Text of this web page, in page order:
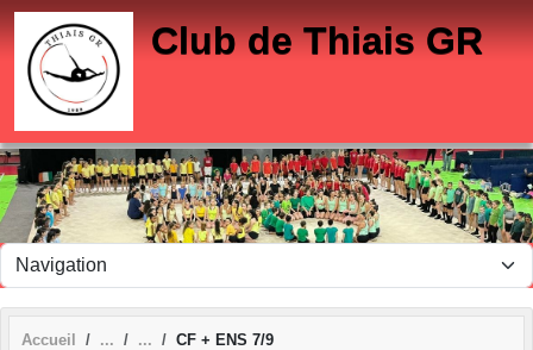
Club de Thiais GR
Accueil CF + ENS 7/9
Panneau de gestion des cookies